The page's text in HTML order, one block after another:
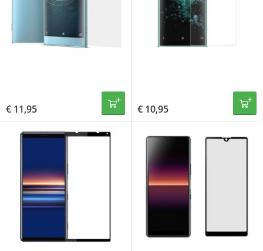
€ 11,95 € 10,95